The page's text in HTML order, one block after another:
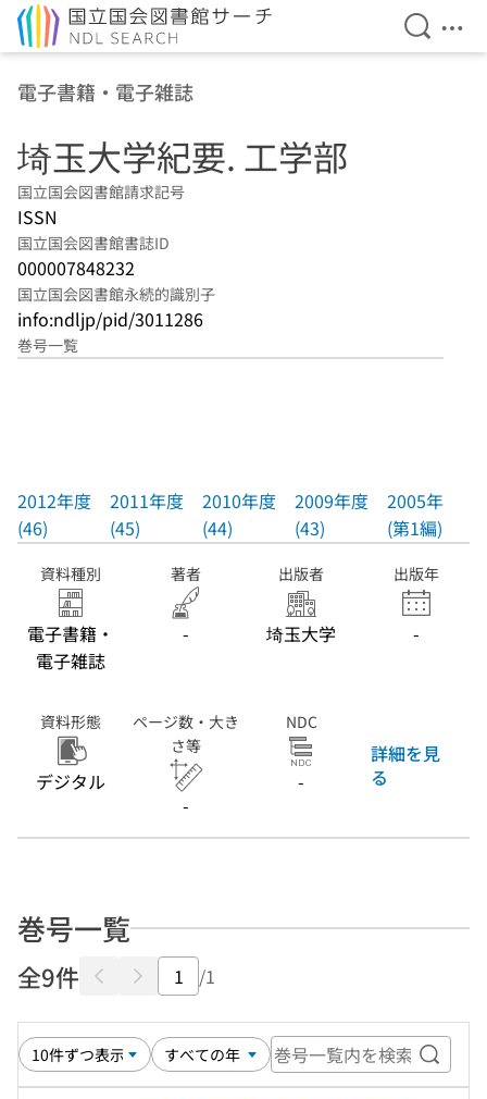
検索を
メ
電子書籍・電子雑誌
埼玉大学紀要. 工学部
国立国会図書館請求記号
ISSN
国立国会図書館書誌ID
000007848232
国立国会図書館永続的識別子
info:ndljp/pid/3011286
巻号一覧
2012年度
(46)
2011年度
(45)
2010年度
(44)
2009年度
(43)
2005年度
(第1編) (39)
資料種別
電子書籍・
電子雑誌
著者
-
出版者
埼玉大学
出版年
-
資料形態
デジタル
ページ数・大き
さ等
-
NDC
-
詳細を見
る
巻号一覧
全9件 /1
巻号一